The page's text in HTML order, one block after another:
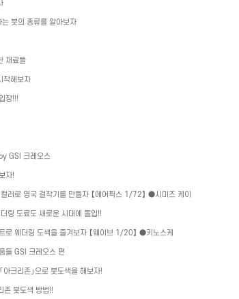
는 붓의 종류를 알아보자
재료들
작해보자
장!!!
by GSI 크레오스
자!
러로 영국 걸작기를 만들자 【에어픽스 1/72】 ●시미즈 케이
더링 도료도 새로운 시대에 돌입!!
웨더링 도색을 즐겨보자 【웨이브 1/20】 ●키노스케
들 GSI 크레오스 편
아크리존」으로 붓도색을 해보자!
존 붓도색 방법!!